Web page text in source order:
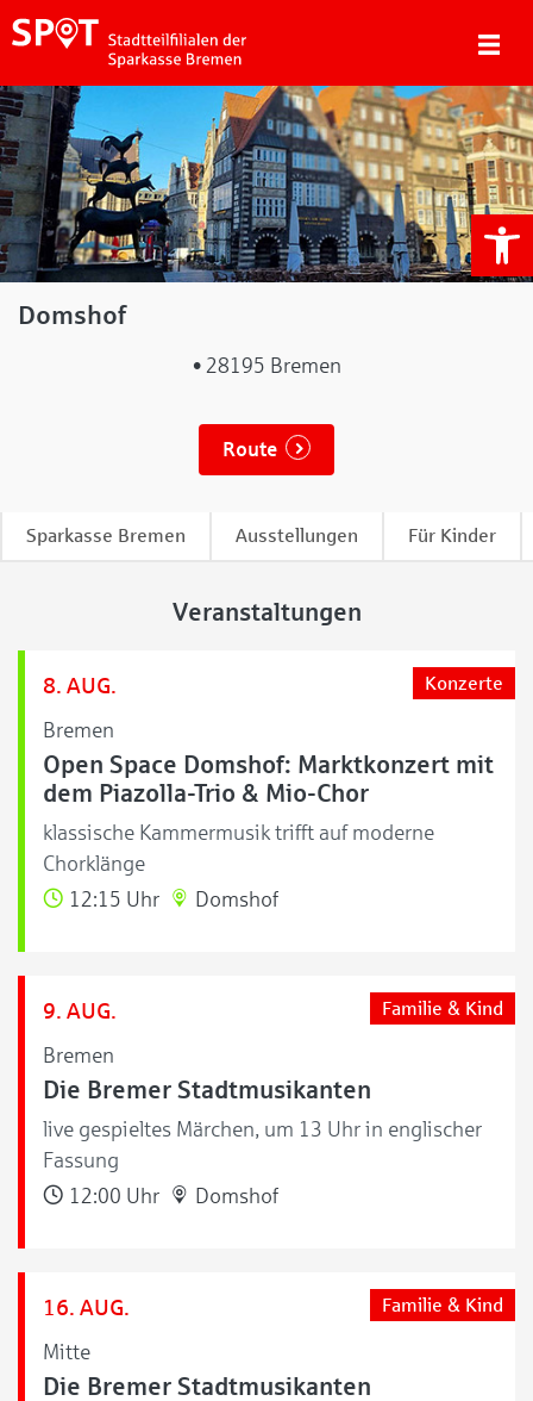
Domshof
• 28195 Bremen
Route
Sparkasse Bremen Ausstellungen Für Kinder
Veranstaltungen
8. AUG.
Bremen
Konzerte
Open Space Domshof: Marktkonzert mit
dem Piazolla-Trio & Mio-Chor
klassische Kammermusik trifft auf moderne
Chorklänge
12:15 Uhr
Domshof
9. AUG.
Bremen
Familie & Kind
Die Bremer Stadtmusikanten
live gespieltes Märchen, um 13 Uhr in englischer
Fassung
12:00 Uhr
Domshof
16. AUG.
Mitte
Familie & Kind
Die Bremer Stadtmusikanten